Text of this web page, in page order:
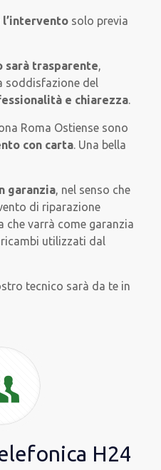
l’intervento solo previa
sarà trasparente,
soddisfazione del
e chiarezza.
Roma Ostiense sono
con carta. Una bella
garanzia, nel senso che
di riparazione
che varrà come garanzia
ricambi utilizzati dal
tecnico sarà da te in
H24